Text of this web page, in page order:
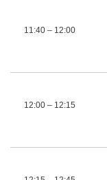
11:40 – 12:00
12:00 – 12:15